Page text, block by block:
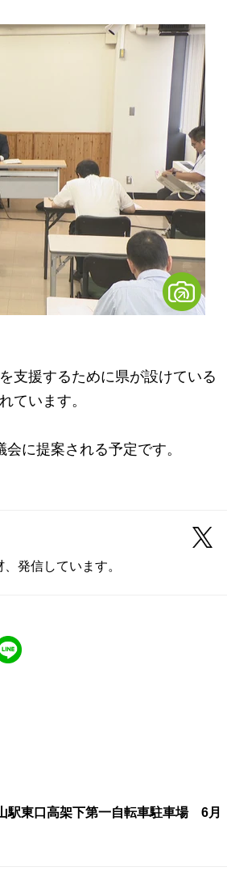
支援するために県が設けている
ています。
に提案される予定です。
発信しています。
東口高架下第一自転車駐車場 6月